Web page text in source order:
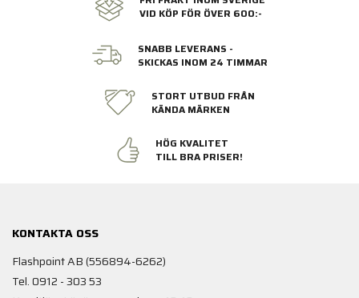
VID KÖP FÖR ÖVER 600:-
SNABB LEVERANS -
SKICKAS INOM 24 TIMMAR
STORT UTBUD FRÅN
KÄNDA MÄRKEN
HÖG KVALITET
TILL BRA PRISER!
KONTAKTA OSS
Flashpoint AB (556894-6262)
Tel. 0912 - 303 53